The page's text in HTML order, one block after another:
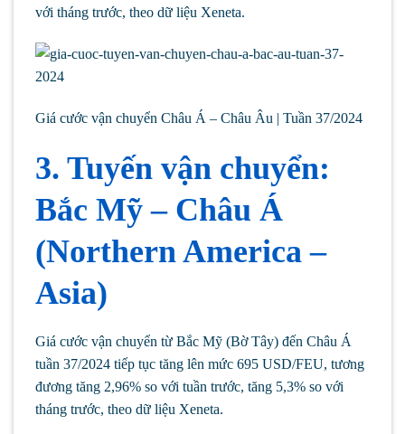
với tháng trước, theo dữ liệu Xeneta.
Giá cước vận chuyển Châu Á – Châu Âu | Tuần 37/2024
3. Tuyến vận chuyển:
Bắc Mỹ – Châu Á
(Northern America –
Asia)
Giá cước vận chuyển từ Bắc Mỹ (Bờ Tây) đến Châu Á
tuần 37/2024 tiếp tục tăng lên mức 695 USD/FEU, tương
đương tăng 2,96% so với tuần trước, tăng 5,3% so với
tháng trước, theo dữ liệu Xeneta.